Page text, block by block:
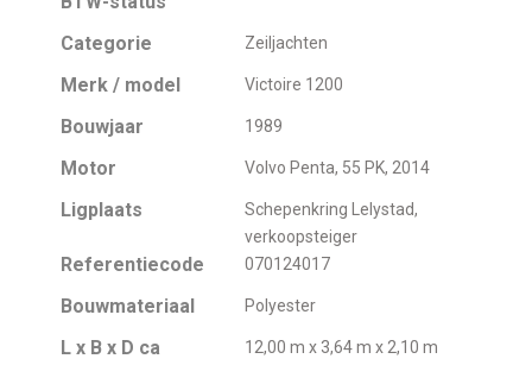
Categorie
Zeiljachten
Merk / model Victoire 1200
Bouwjaar 1989
Motor Volvo Penta, 55 PK, 2014
Ligplaats
Schepenkring Lelystad,
verkoopsteiger
Referentiecode 070124017
Bouwmateriaal Polyester
L x B x D ca 12,00 m x 3,64 m x 2,10 m